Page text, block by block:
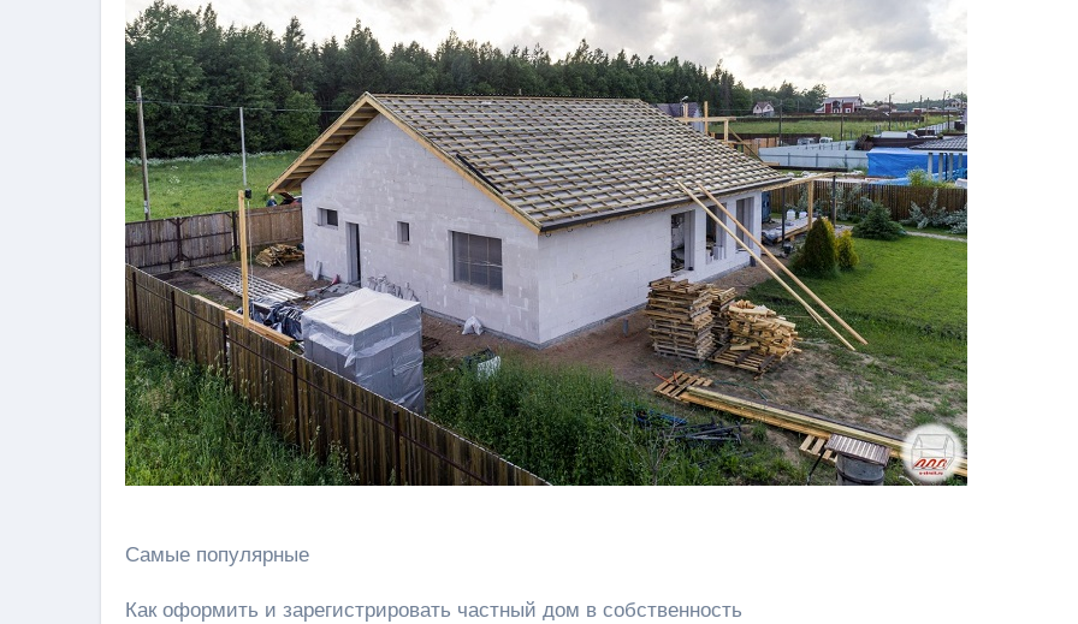
Самые популярные
Как оформить и зарегистрировать частный дом в собственность